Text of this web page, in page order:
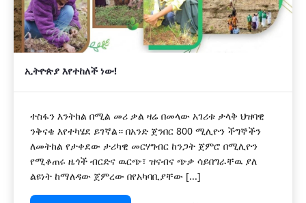
ኢትዮጵያ እየተከለች ነው!
ተስፋን እንትከል በሚል መሪ ቃል ዛሬ በመላው አገሪቱ ታላቅ ህዝባዊ
ንቅናቄ እየተካሄደ ይገኛል። በአንድ ጀንበር 800 ሚሊዮን ችግኞችን
ለመትከል የታቀደው ታሪካዊ መርሃግብር ከንጋት ጀምሮ በሚሊዮን
የሚቆጠሩ ዜጎች ብርድና ዉርጭ፣ ዝናብና ጭቃ ሳይበግራቸዉ ያለ
ልዩነት ከማለዳው ጀምረው በየአካባቢያቸው [...]